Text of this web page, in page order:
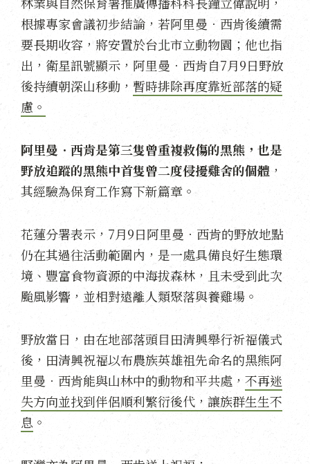
根據專家會議初步結論，若阿里曼．西肯後續需
要長期收容，將安置於台北市立動物園；他也指
出，衛星訊號顯示，阿里曼．西肯自7月9日野放
後持續朝深山移動， 暫時排除再度靠近部落的疑
慮。
阿里曼．西肯是第三隻曾重複救傷的黑熊，也是
野放追蹤的黑熊中首隻曾二度侵擾雞舍的個體 ，
其經驗為保育工作寫下新篇章。
花蓮分署表示，7月9日阿里曼．西肯的野放地點
仍在其過往活動範圍內，是一處具備良好生態環
境、豐富食物資源的中海拔森林，且未受到此次
颱風影響，並相對遠離人類聚落與養雞場。
野放當日，由在地部落頭目田清興舉行祈福儀式
後，田清興祝福以布農族英雄祖先命名的黑熊阿
里曼．西肯能與山林中的動物和平共處， 不再迷
失方向並找到伴侶順利繁衍後代，讓族群生生不
息 。